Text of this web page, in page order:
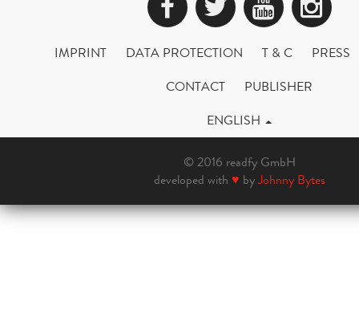
Facebook
Twitter
IMPRINT DATA PROTECTION T & C
PRESS
CONTACT
PUBLISHER
ENGLISH
© 2016 readfy GmbH
developed with ♥ byJohnny Bytes